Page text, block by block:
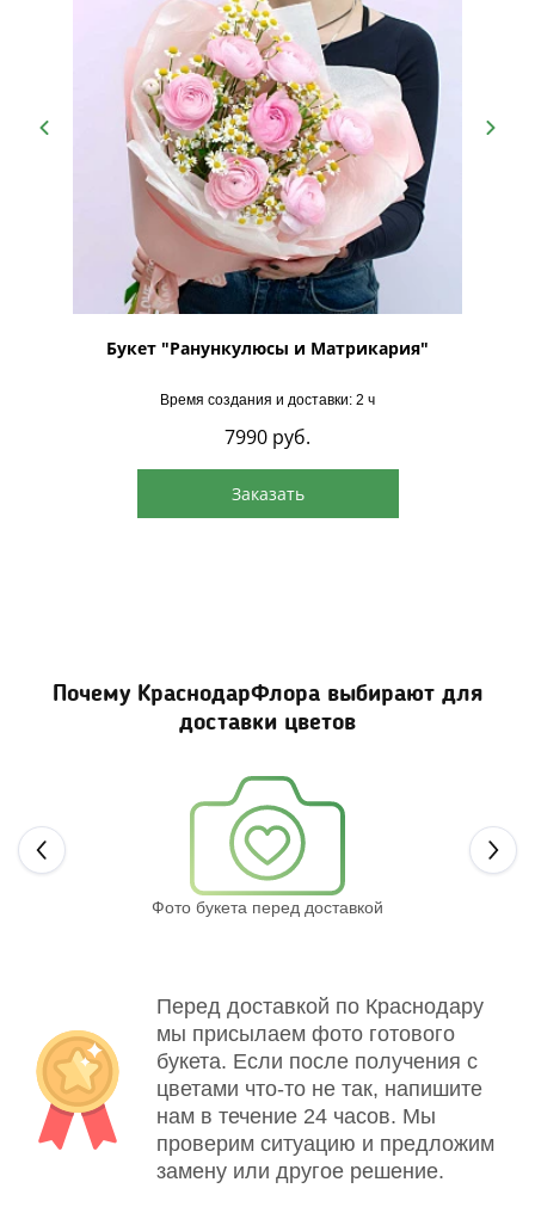
Букет "Ранункулюсы и Матрикария"
Время создания и доставки: 2 ч
7990 руб.
Заказать
Почему КраснодарФлора выбирают для
доставки цветов
Фото букета перед доставкой
Перед доставкой по Краснодару
мы присылаем фото готового
букета. Если после получения с
цветами что-то не так, напишите
нам в течение 24 часов. Мы
проверим ситуацию и предложим
замену или другое решение.